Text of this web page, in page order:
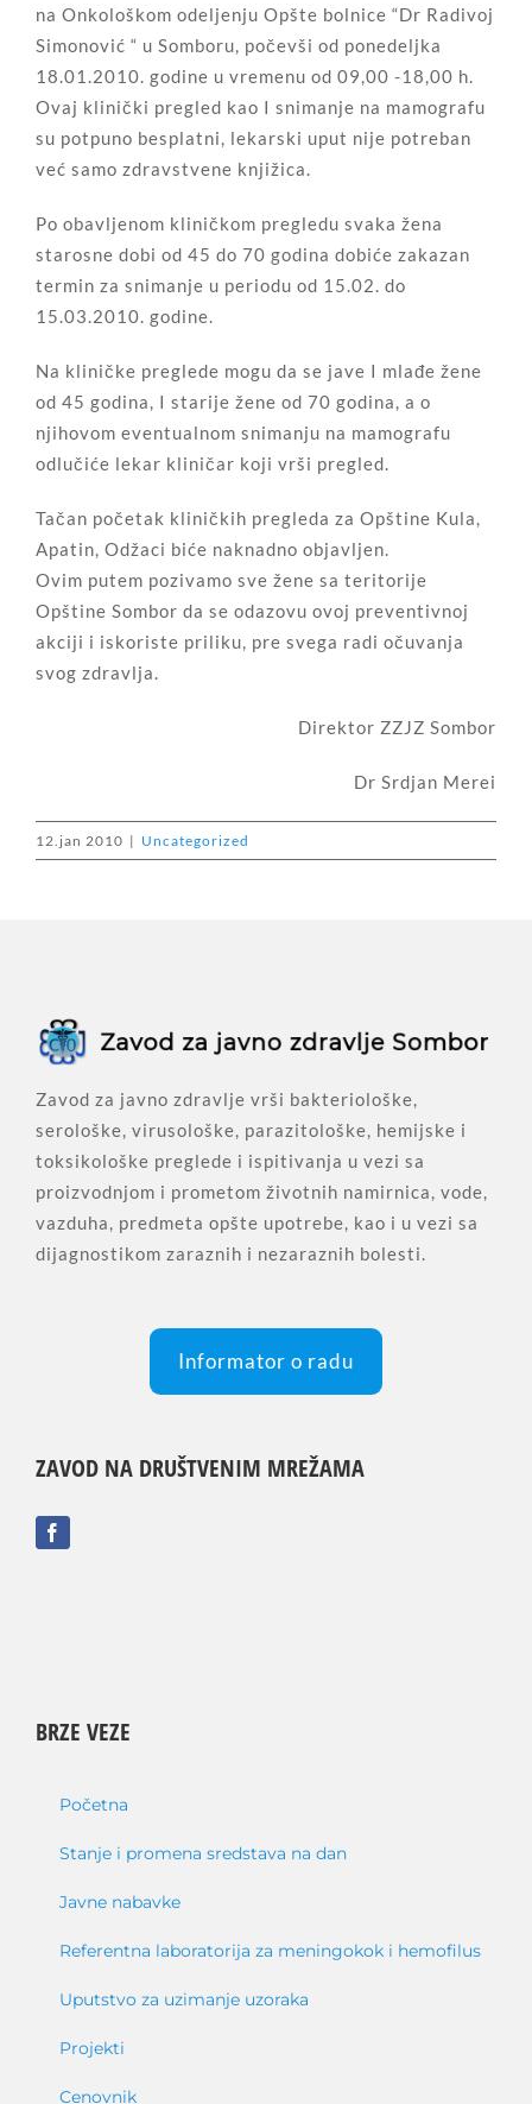
na Onkološkom odeljenju Opšte bolnice “Dr Radivoj
Simonović “ u Somboru, počevši od ponedeljka
18.01.2010. godine u vremenu od 09,00 -18,00 h.
Ovaj klinički pregled kao I snimanje na mamografu
su potpuno besplatni, lekarski uput nije potreban
već samo zdravstvene knjižica.
Po obavljenom kliničkom pregledu svaka žena
starosne dobi od 45 do 70 godina dobiće zakazan
termin za snimanje u periodu od 15.02. do
15.03.2010. godine.
Na kliničke preglede mogu da se jave I mlađe žene
od 45 godina, I starije žene od 70 godina, a o
njihovom eventualnom snimanju na mamografu
odlučiće lekar kliničar koji vrši pregled.
Tačan početak kliničkih pregleda za Opštine Kula,
Apatin, Odžaci biće naknadno objavljen.
Ovim putem pozivamo sve žene sa teritorije
Opštine Sombor da se odazovu ovoj preventivnoj
akciji i iskoriste priliku, pre svega radi očuvanja
svog zdravlja.
Direktor ZZJZ Sombor
Dr Srdjan Merei
12.jan 2010 | Uncategorized
Zavod za javno zdravlje vrši bakteriološke,
serološke, virusološke, parazitološke, hemijske i
toksikološke preglede i ispitivanja u vezi sa
proizvodnjom i prometom životnih namirnica, vode,
vazduha, predmeta opšte upotrebe, kao i u vezi sa
dijagnostikom zaraznih i nezaraznih bolesti.
Informator o radu
ZAVOD NA DRUŠTVENIM MREŽAMA
BRZE VEZE
Početna
Stanje i promena sredstava na dan
Javne nabavke
Referentna laboratorija za meningokok i hemofilus
Uputstvo za uzimanje uzoraka
Projekti
Cenovnik